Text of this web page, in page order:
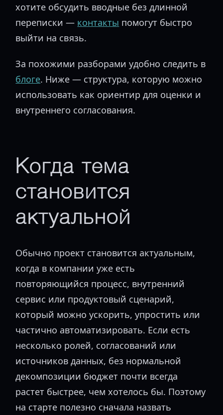
хотите обсудить вводные без длинной
переписки — контакты помогут быстро
выйти на связь.
За похожими разборами удобно следить в
блоге. Ниже — структура, которую можно
использовать как ориентир для оценки и
внутреннего согласования.
Когда тема
становится
актуальной
Обычно проект становится актуальным,
когда в компании уже есть
повторяющийся процесс, внутренний
сервис или продуктовый сценарий,
который можно ускорить, упростить или
частично автоматизировать. Если есть
несколько ролей, согласований или
источников данных, без нормальной
декомпозиции бюджет почти всегда
растет быстрее, чем хотелось бы. Поэтому
на старте полезно сначала назвать